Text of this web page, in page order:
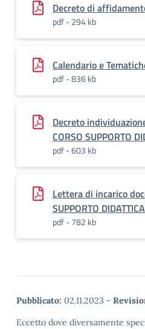
Decreto di
pdf - 294 kb
Calendario e
pdf - 836 kb
Decreto
CORSO SUPPORTO
pdf - 603 kb
Lettera di incarico
SUPPORTO DIDATTICA
pdf - 782 kb
Pubblicato: 02.11.2023 -
Eccetto dove diversamente